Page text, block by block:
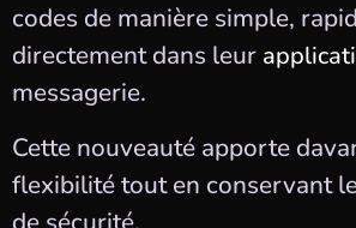
codes de manière simple,
directement dans leur
messagerie.
Cette nouveauté apporte
flexibilité tout en conservant